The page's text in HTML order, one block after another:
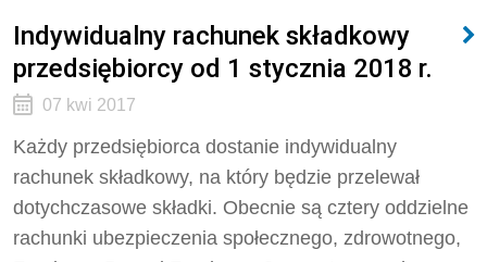
Indywidualny rachunek składkowy
przedsiębiorcy od 1 stycznia 2018 r.
07 kwi 2017
Każdy przedsiębiorca dostanie indywidualny
rachunek składkowy, na który będzie przelewał
dotychczasowe składki. Obecnie są cztery oddzielne
rachunki ubezpieczenia społecznego, zdrowotnego,